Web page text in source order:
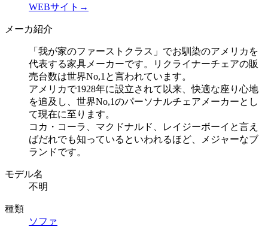
WEBサイト→
メーカ紹介
「我が家のファーストクラス」でお馴染のアメリカを
代表する家具メーカーです。リクライナーチェアの販
売台数は世界No,1と言われています。
アメリカで1928年に設立されて以来、快適な座り心地
を追及し、世界No,1のパーソナルチェアメーカーとし
て現在に至ります。
コカ・コーラ、マクドナルド、レイジーボーイと言え
ばだれでも知っているといわれるほど、メジャーなブ
ランドです。
モデル名
不明
種類
ソファ